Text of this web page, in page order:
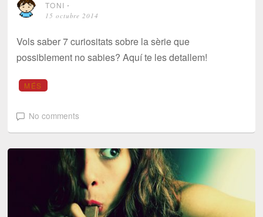
TONI ⋅
15 octubre 2014
Vols saber 7 curiositats sobre la sèrie que
possiblement no sabies? Aquí te les detallem!
MÉS
No comments